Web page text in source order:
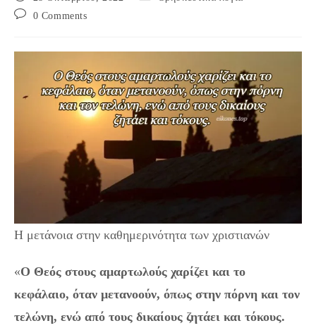
published:
Post
0 Comments
Η μετάνοια στην καθημερινότητα των χριστιανών
«Ο Θεός στους αμαρτωλούς χαρίζει και το
κεφάλαιο, όταν μετανοούν, όπως στην πόρνη και τον
τελώνη, ενώ από τους δικαίους ζητάει και τόκους.